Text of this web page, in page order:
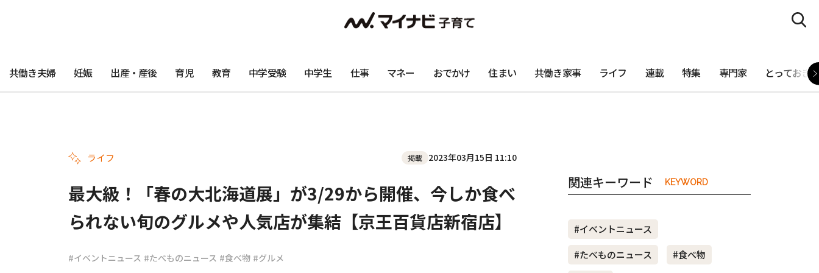
共働き夫婦 妊娠 出産・産後 育児 教育 中学受験 中学生 仕事 マネー おでかけ 住まい 共働き家事 ライフ 連載 特集 専門家 とっておき
ライフ 掲載 2023年03月15日 11:10
最大級！「春の大北海道展」が3/29から開催、今しか食べ
られない旬のグルメや人気店が集結【京王百貨店新宿店】
#イベントニュース #たべものニュース #食べ物 #グルメ
関連キーワード KEYWORD
#イベントニュース
#たべものニュース
#食べ物